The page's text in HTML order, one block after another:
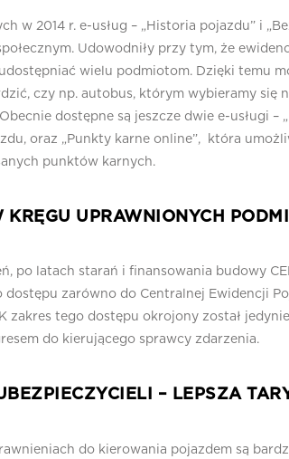
w 2014 r. e-usług – „Historia pojazdu” i
Udowodniły przy tym, że
wielu podmiotom. Dzięki temu
czy np. autobus, którym wybieramy się
dostępne są jeszcze dwie e-usługi –
oraz „Punkty karne online”, która
punktów karnych.
KRĘGU UPRAWNIONYCH
po latach starań i finansowania budowy
zarówno do Centralnej Ewidencji
zakres tego dostępu okrojony został
do kierującego sprawcy zdarzenia.
– LEPSZA
do kierowania pojazdem są